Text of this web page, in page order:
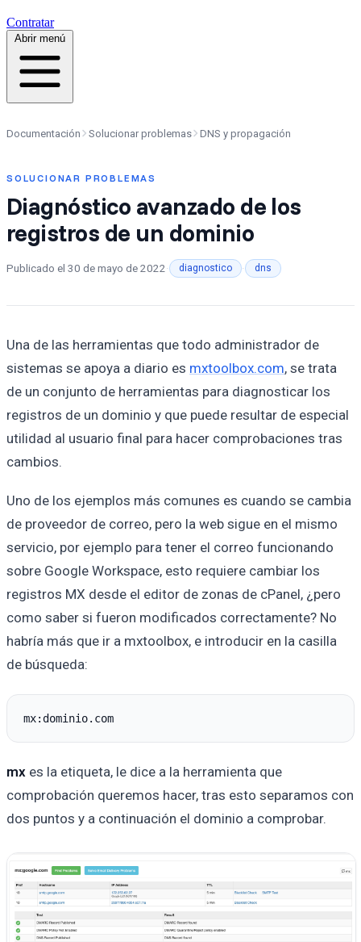
Contratar
Abrir menú
Documentación Solucionar problemas DNS y propagación
SOLUCIONAR PROBLEMAS
Diagnóstico avanzado de los
registros de un dominio
Publicado el 30 de mayo de 2022· diagnostico · dns
Una de las herramientas que todo administrador de
sistemas se apoya a diario es mxtoolbox.com, se trata
de un conjunto de herramientas para diagnosticar los
registros de un dominio y que puede resultar de especial
utilidad al usuario final para hacer comprobaciones tras
cambios.
Uno de los ejemplos más comunes es cuando se cambia
de proveedor de correo, pero la web sigue en el mismo
servicio, por ejemplo para tener el correo funcionando
sobre Google Workspace, esto requiere cambiar los
registros MX desde el editor de zonas de cPanel, ¿pero
como saber si fueron modificados correctamente? No
habría más que ir a mxtoolbox, e introducir en la casilla
de búsqueda:
mx es la etiqueta, le dice a la herramienta que
comprobación queremos hacer, tras esto separamos con
dos puntos y a continuación el dominio a comprobar.